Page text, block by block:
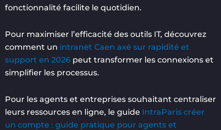
fonctionnalité facilite le quotidien.
Pour maximiser l’efficacité des outils IT, découvrez
comment un intranet Caen axé sur rapidité et
support en 2026 peut transformer les connexions et
simplifier les processus.
Pour les agents et entreprises souhaitant centraliser
leurs ressources en ligne, le guide IntraParis créer
un compte : guide pratique pour agents et